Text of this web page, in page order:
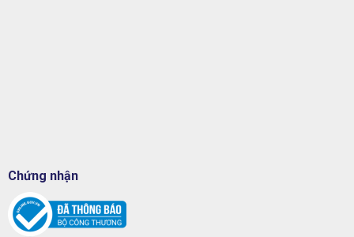
Chứng nhận